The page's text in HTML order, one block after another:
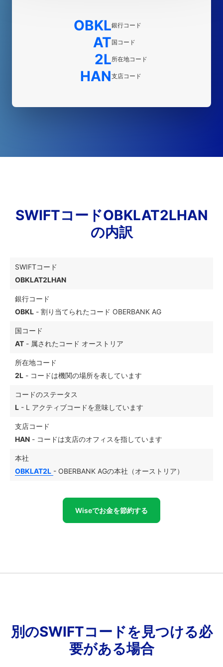
OBKL銀行コード
AT国コード
2L所在地コード
HAN支店コード
SWIFTコードOBKLAT2LHAN
の内訳
SWIFTコード
OBKLAT2LHAN
銀行コード
OBKL - 割り当てられたコード OBERBANK AG
国コード
AT - 属されたコード オーストリア
所在地コード
2L - コードは機関の場所を表しています
コードのステータス
L - L アクティブコードを意味しています
支店コード
HAN - コードは支店のオフィスを指しています
本社
OBKLAT2L - OBERBANK AGの本社（オーストリア）
Wiseでお金を節約する
別のSWIFTコードを見つける必
要がある場合